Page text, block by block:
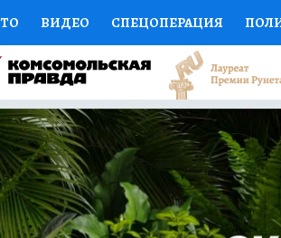
ВИДЕО СПЕЦОПЕРАЦИЯ
НАУКА АФИША
ЭКСПЕРТОВ ДОКТОР
ПОЛКА ПРОГНОЗЫ НА СПОРТ
ЦЕНТР НЕДВИЖИМОСТЬ